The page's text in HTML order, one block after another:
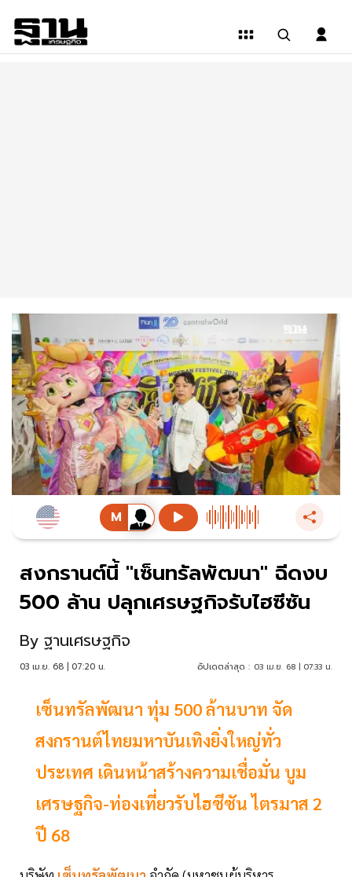
สงกรานต์นี้ "เซ็นทรัลพัฒนา" ฉีดงบ
500 ล้าน ปลุกเศรษฐกิจรับไฮซีซัน
By ฐานเศรษฐกิจ
03 เม.ย. 68 | 07:20 น. อัปเดตล่าสุด : 03 เม.ย. 68 | 07:33 น.
เซ็นทรัลพัฒนา ทุ่ม 500 ล้านบาท จัด
สงกรานต์ไทยมหาบันเทิงยิ่งใหญ่ทั่ว
ประเทศ เดินหน้าสร้างความเชื่อมั่น บูม
เศรษฐกิจ-ท่องเที่ยวรับไฮซีซัน ไตรมาส 2
ปี 68